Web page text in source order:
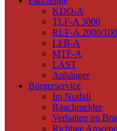
KDO-A
TLF-A 3000
RLF-A 2000/100
LFB-A
MTF-A
LAST
Anhänger
Bürgerservice
Im Notfall
Rauchmelder
Verhalten im
Richtige